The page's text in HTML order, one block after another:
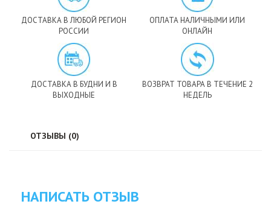
ДОСТАВКА В ЛЮБОЙ РЕГИОН
РОССИИ
ОПЛАТА НАЛИЧНЫМИ ИЛИ
ОНЛАЙН
ДОСТАВКА В БУДНИ И В
ВЫХОДНЫЕ
ВОЗВРАТ ТОВАРА В ТЕЧЕНИЕ 2
НЕДЕЛЬ
ОТЗЫВЫ (0)
НАПИСАТЬ ОТЗЫВ